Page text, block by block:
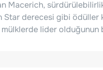
Macerich,
derecesi gibi ödüller
lider